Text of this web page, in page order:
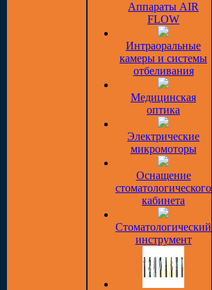
Аппараты AIR
FLOW
Интраоральные
камеры и системы
отбеливания
Медицинская
оптика
Электрические
микромоторы
Оснащение
стоматологического
кабинета
Стоматологический
инструмент